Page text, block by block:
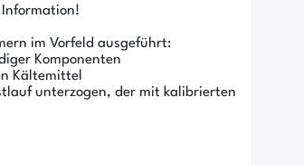
Information!
im Vorfeld ausgeführt:
Komponenten
Kältemittel
unterzogen, der mit kalibrierten